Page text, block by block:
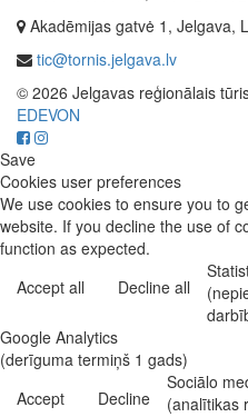
Akadēmijas gatvė 1, Jelgava,
tic@tornis.jelgava.lv
© 2026 Jelgavas reģionālais
EDEVON
Save
Cookies user preferences
We use cookies to ensure you to
website. If you decline the use of
function as expected.
Accept all
Decline all
Google Analytics
(derīguma termiņš 1 gads)
Accept
Decline
Sociālo
(analītikas